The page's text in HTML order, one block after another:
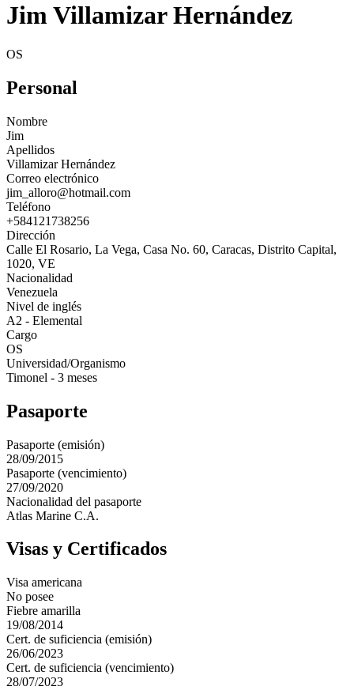
Jim Villamizar Hernández
OS
Personal
Nombre
Jim
Apellidos
Villamizar Hernández
Correo electrónico
jim_alloro@hotmail.com
Teléfono
+584121738256
Dirección
Calle El Rosario, La Vega, Casa No. 60, Caracas, Distrito Capital,
1020, VE
Nacionalidad
Venezuela
Nivel de inglés
A2 - Elemental
Cargo
OS
Universidad/Organismo
Timonel - 3 meses
Pasaporte
Pasaporte (emisión)
28/09/2015
Pasaporte (vencimiento)
27/09/2020
Nacionalidad del pasaporte
Atlas Marine C.A.
Visas y Certificados
Visa americana
No posee
Fiebre amarilla
19/08/2014
Cert. de suficiencia (emisión)
26/06/2023
Cert. de suficiencia (vencimiento)
28/07/2023